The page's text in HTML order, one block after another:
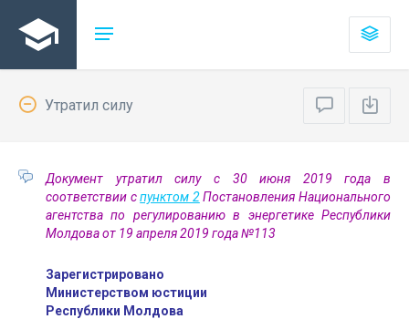
Утратил силу
Документ утратил силу с 30 июня 2019 года в
соответствии спунктом 2Постановления Национального
агентства по регулированию в энергетике Республики
Молдова от 19 апреля 2019 года №113
Зарегистрировано
Министерством юстиции
Республики Молдова